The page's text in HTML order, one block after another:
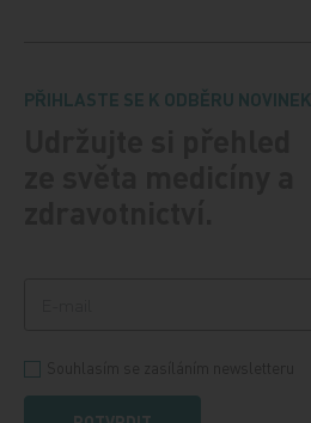
PŘIHLASTE SE K ODBĚRU NOVINEK.